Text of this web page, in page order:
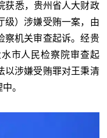
获悉，贵州省人大财政
级）涉嫌受贿一案，由
察机关审查起诉。经贵
市人民检察院审查起
以涉嫌受贿罪对王秉清
。